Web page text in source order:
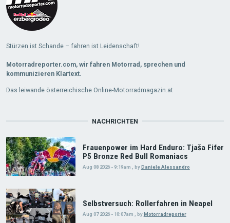
Stürzen ist Schande – fahren ist Leidenschaft!
Motorradreporter.com, wir fahren Motorrad, sprechen und
kommunizieren Klartext.
Das leiwande österreichische Online-Motorradmagazin.at
NACHRICHTEN
Frauenpower im Hard Enduro: Tjaša Fifer
P5 Bronze Red Bull Romaniacs
Aug 08 2026 - 9:19am byDaniele Alessandro
Selbstversuch: Rollerfahren in Neapel
Aug 07 2026 - 10:07am , byMotorradreporter